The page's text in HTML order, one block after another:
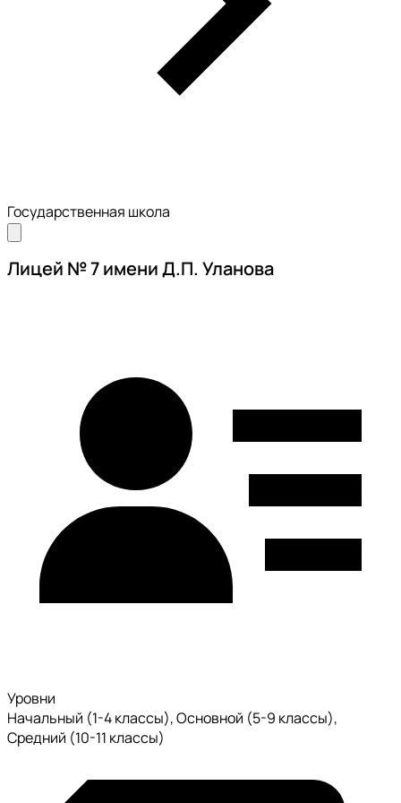
Государственная школа
Лицей № 7 имени Д.П. Уланова
Уровни
Начальный (1-4 классы), Основной (5-9 классы),
Средний (10-11 классы)